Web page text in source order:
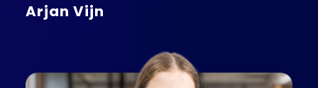
Arjan Vijn